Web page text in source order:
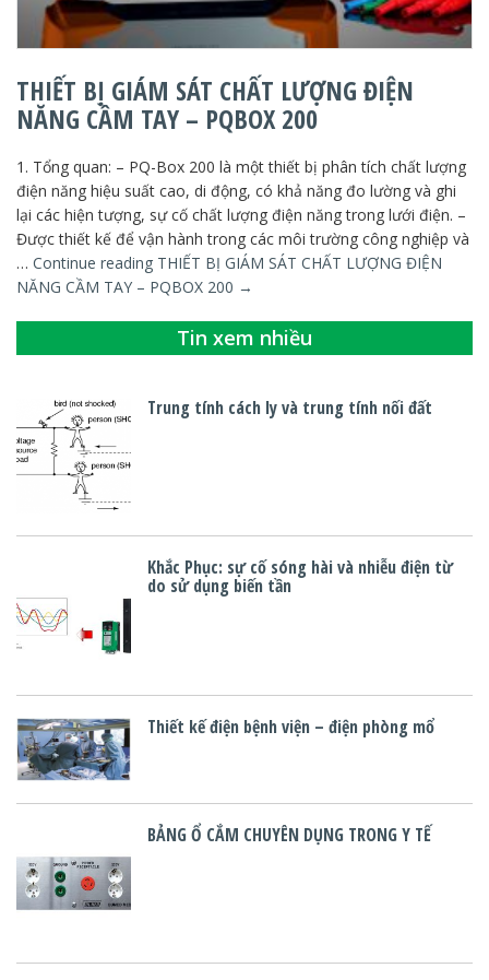
THIẾT BỊ GIÁM SÁT CHẤT LƯỢNG ĐIỆN
NĂNG CẦM TAY – PQBOX 200
1. Tổng quan: – PQ-Box 200 là một thiết bị phân tích chất lượng
điện năng hiệu suất cao, di động, có khả năng đo lường và ghi
lại các hiện tượng, sự cố chất lượng điện năng trong lưới điện. –
Được thiết kế để vận hành trong các môi trường công nghiệp và
… Continue reading THIẾT BỊ GIÁM SÁT CHẤT LƯỢNG ĐIỆN
NĂNG CẦM TAY – PQBOX 200 →
Tin xem nhiều
Trung tính cách ly và trung tính nối đất
Khắc Phục: sự cố sóng hài và nhiễu điện từ
do sử dụng biến tần
Thiết kế điện bệnh viện – điện phòng mổ
BẢNG Ổ CẮM CHUYÊN DỤNG TRONG Y TẾ